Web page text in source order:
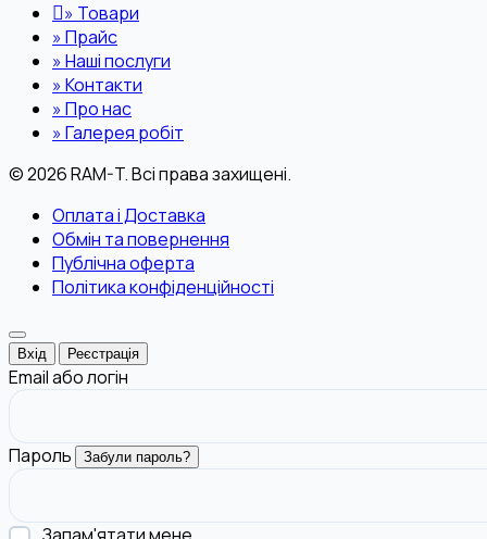
» Товари
»Прайс
»Наші послуги
»Контакти
»Про нас
»Галерея робіт
© 2026 RAM-T. Всі права захищені.
Оплата і Доставка
Обмін та повернення
Публічна оферта
Політика конфіденційності
Вхід Реєстрація
Email або логін
Пароль Забули пароль?